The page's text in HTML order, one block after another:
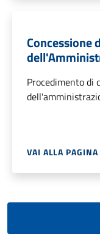
Concessione
Procedimento di
VAI ALLA PAGINA